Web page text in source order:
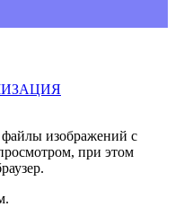
изображений с
при этом